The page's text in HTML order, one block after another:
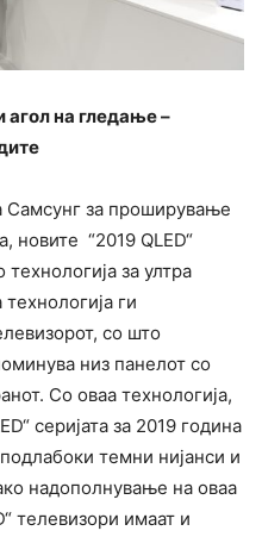
агол на гледање–
Самсунг за проширување
новите “2019 QLED“
за ултра
ги
со што
низ панелот со
Со оваа технологија,
серијата за 2019 година
темни нијанси и
надополнување на оваа
телевизори имаат и